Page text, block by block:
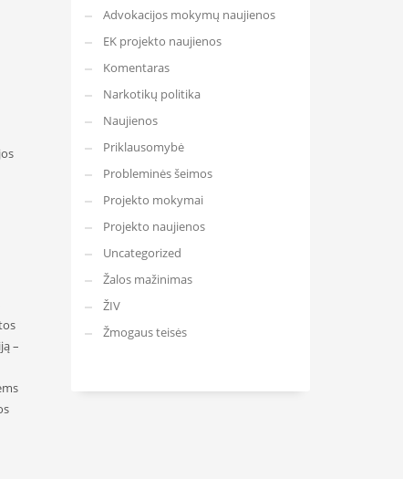
–
Advokacijos mokymų naujienos
EK projekto naujienos
Komentaras
Narkotikų politika
Naujienos
Priklausomybė
Probleminės šeimos
Projekto mokymai
Projekto naujienos
Uncategorized
Žalos mažinimas
ŽIV
Žmogaus teisės